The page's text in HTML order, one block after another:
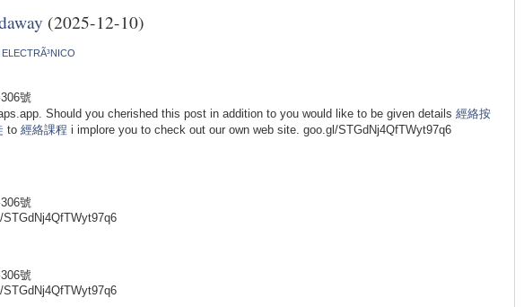
(2025-12-10)
號
Should you cherished this post in addition to you would like to be given details 經絡按
to 經絡課程 i implore you to check out our own web site. goo.gl/STGdNj4QfTWyt97q6
號
號